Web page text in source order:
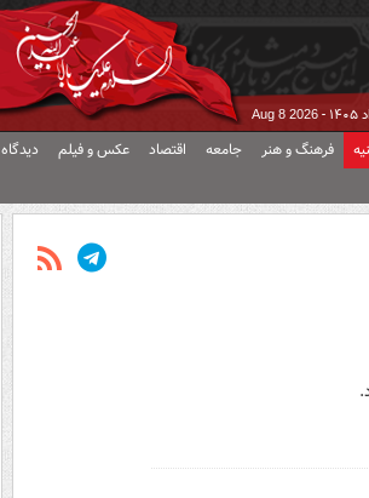
Aug 8 2026
فرهنگ و هنر جامعه اقتصاد عکس و فیلم دیدگاه